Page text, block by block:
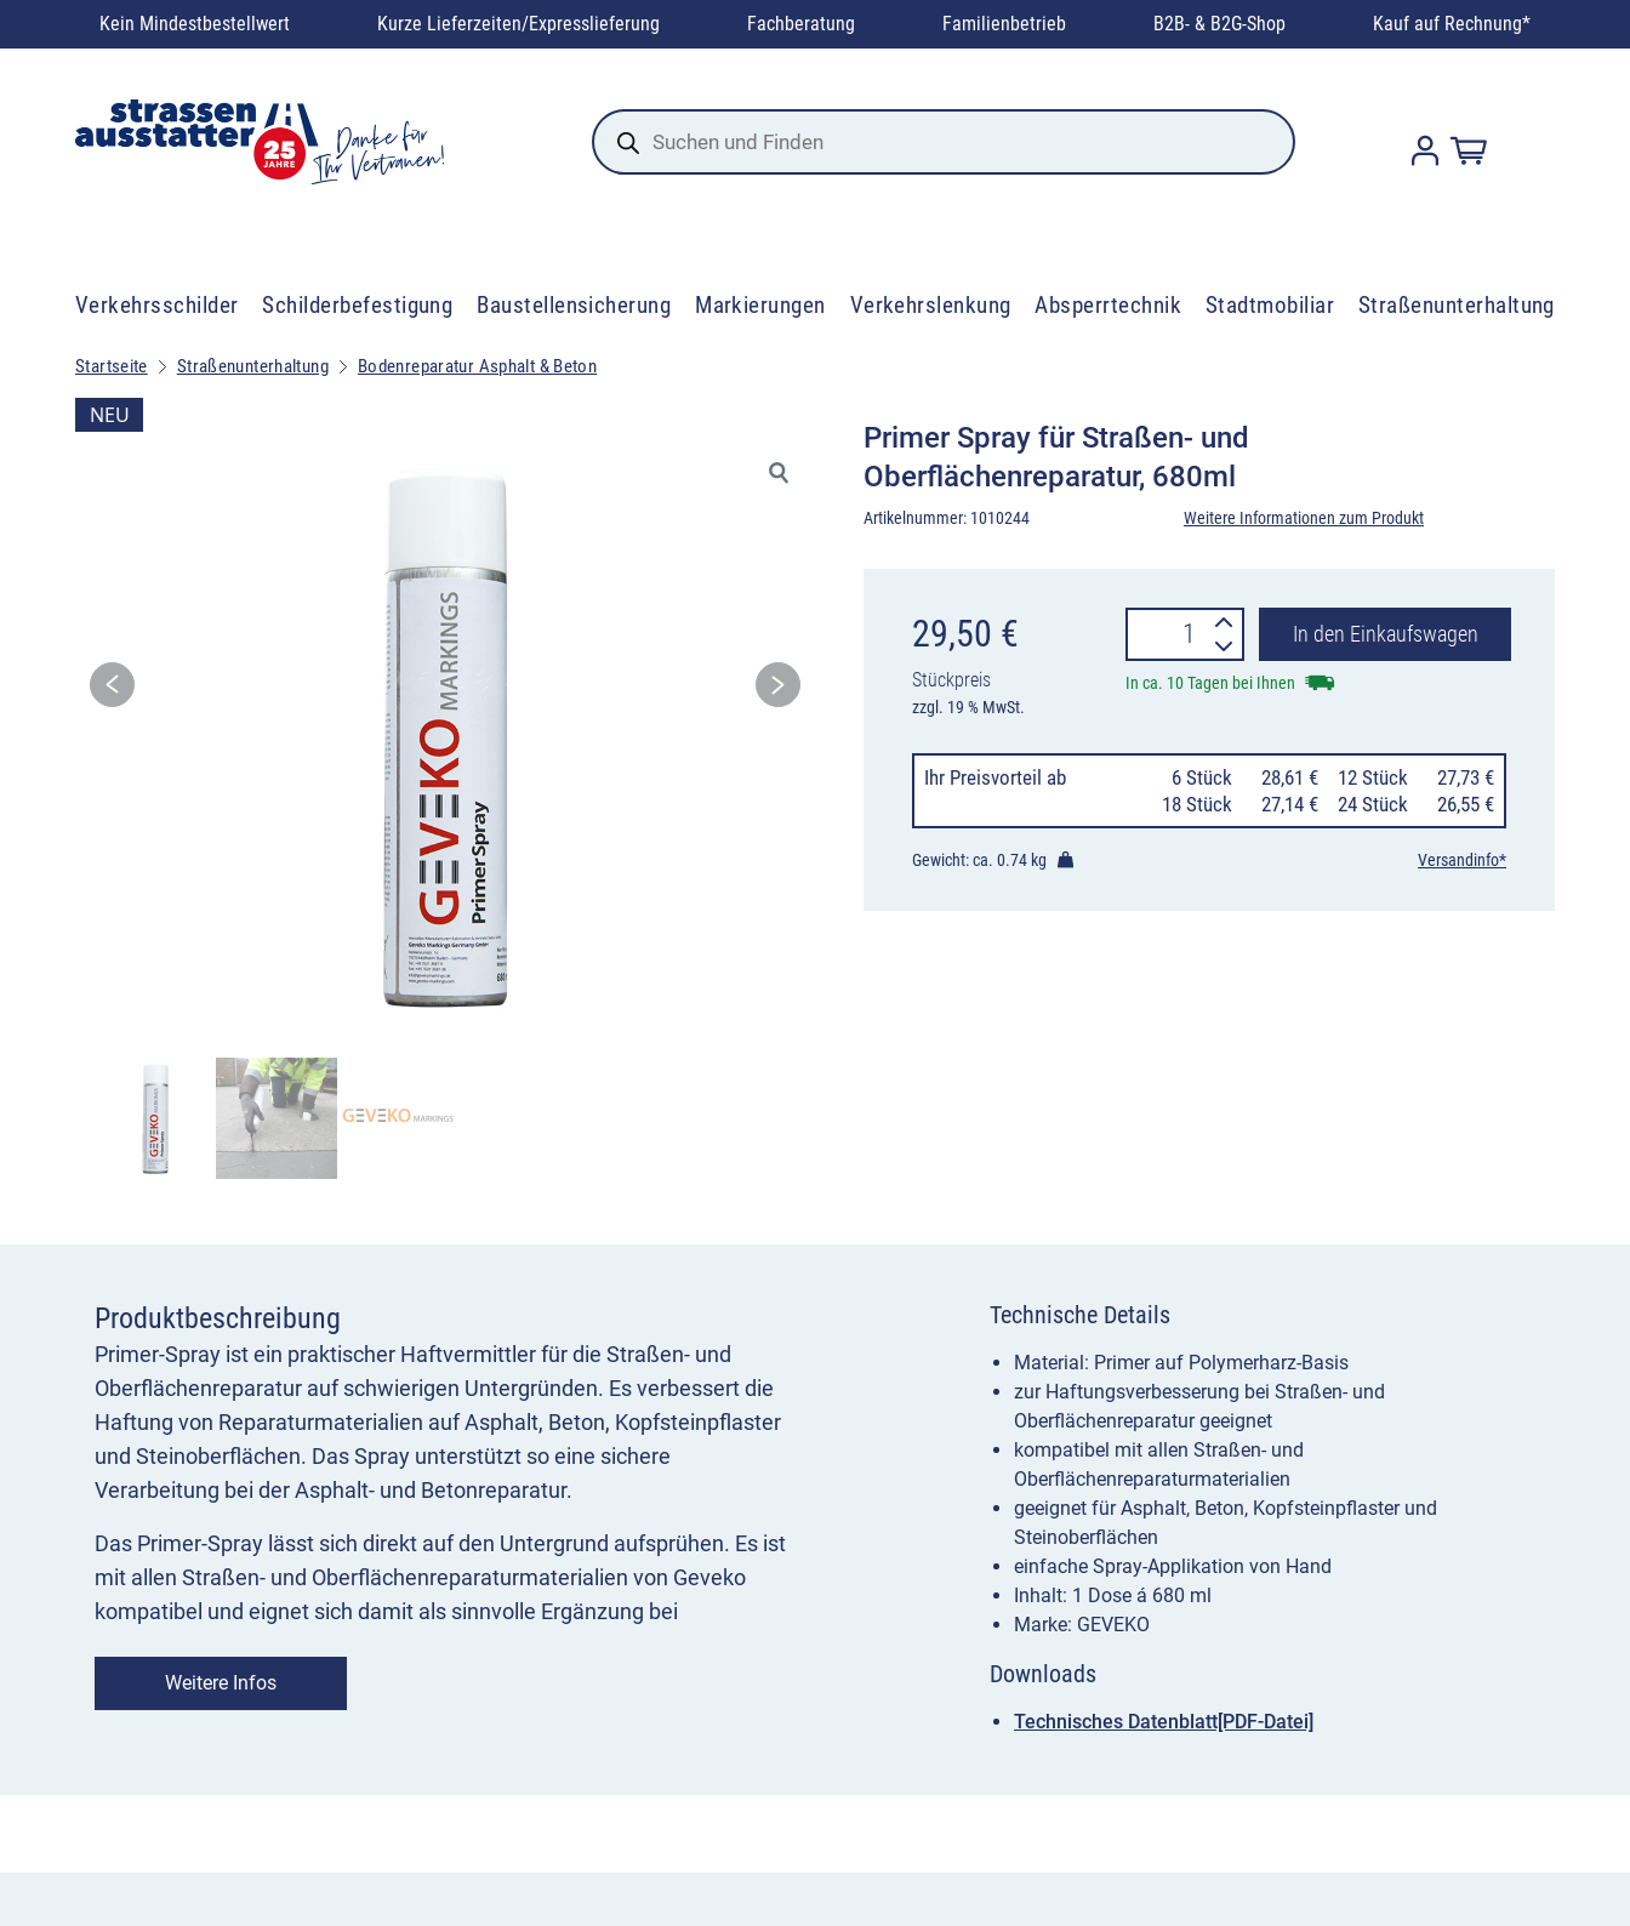
Kein Mindestbestellwert Kurze Lieferzeiten/Expresslieferung Fachberatung Familienbetrieb B2B- & B2G-Shop Kauf auf Rechnung*
Products
search
Verkehrsschilder Schilderbefestigung Baustellensicherung Markierungen Verkehrslenkung Absperrtechnik Stadtmobiliar Straßenunterhaltung
Startseite Straßenunterhaltung Bodenreparatur Asphalt & Beton
NEU
Primer Spray für Straßen- und
Oberflächenreparatur, 680ml
Artikelnummer: 1010244 Weitere Informationen zum Produkt
29,50 €
Stückpreis
zzgl. 19 % MwSt.
Primer
Spray
Straßen-
und
Oberflächenreparatur,
In den Einkaufswagen
In ca. 10 Tagen bei Ihnen
Ihr Preisvorteil ab 6 Stück 28,61 € 12 Stück
27,73 €
18 Stück
27,14 € 24 Stück 26,55 €
Gewicht: ca. 0.74 kg Versandinfo*
Produktbeschreibung
Primer-Spray ist ein praktischer Haftvermittler für die Straßen- und
Oberflächenreparatur auf schwierigen Untergründen. Es verbessert die
Haftung von Reparaturmaterialien auf Asphalt, Beton, Kopfsteinpflaster
und Steinoberflächen. Das Spray unterstützt so eine sichere
Verarbeitung bei der Asphalt- und Betonreparatur.
Das Primer-Spray lässt sich direkt auf den Untergrund aufsprühen. Es ist
mit allen Straßen- und Oberflächenreparaturmaterialien von Geveko
kompatibel und eignet sich damit als sinnvolle Ergänzung bei
Weitere Infos
Technische Details
Material: Primer auf Polymerharz-Basis
zur Haftungsverbesserung bei Straßen- und
Oberflächenreparatur geeignet
kompatibel mit allen Straßen- und
Oberflächenreparaturmaterialien
geeignet für Asphalt, Beton, Kopfsteinpflaster und
Steinoberflächen
einfache Spray-Applikation von Hand
Inhalt: 1 Dose á 680 ml
Marke: GEVEKO
Downloads
Technisches Datenblatt[PDF-Datei]